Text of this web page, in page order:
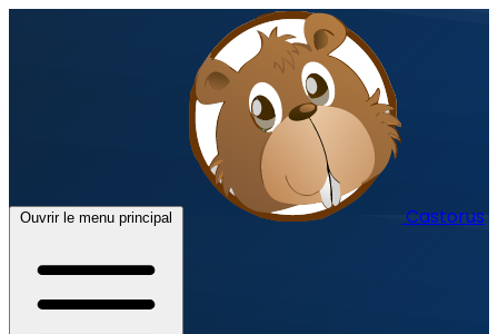
Ouvrir le menu principal Castorus